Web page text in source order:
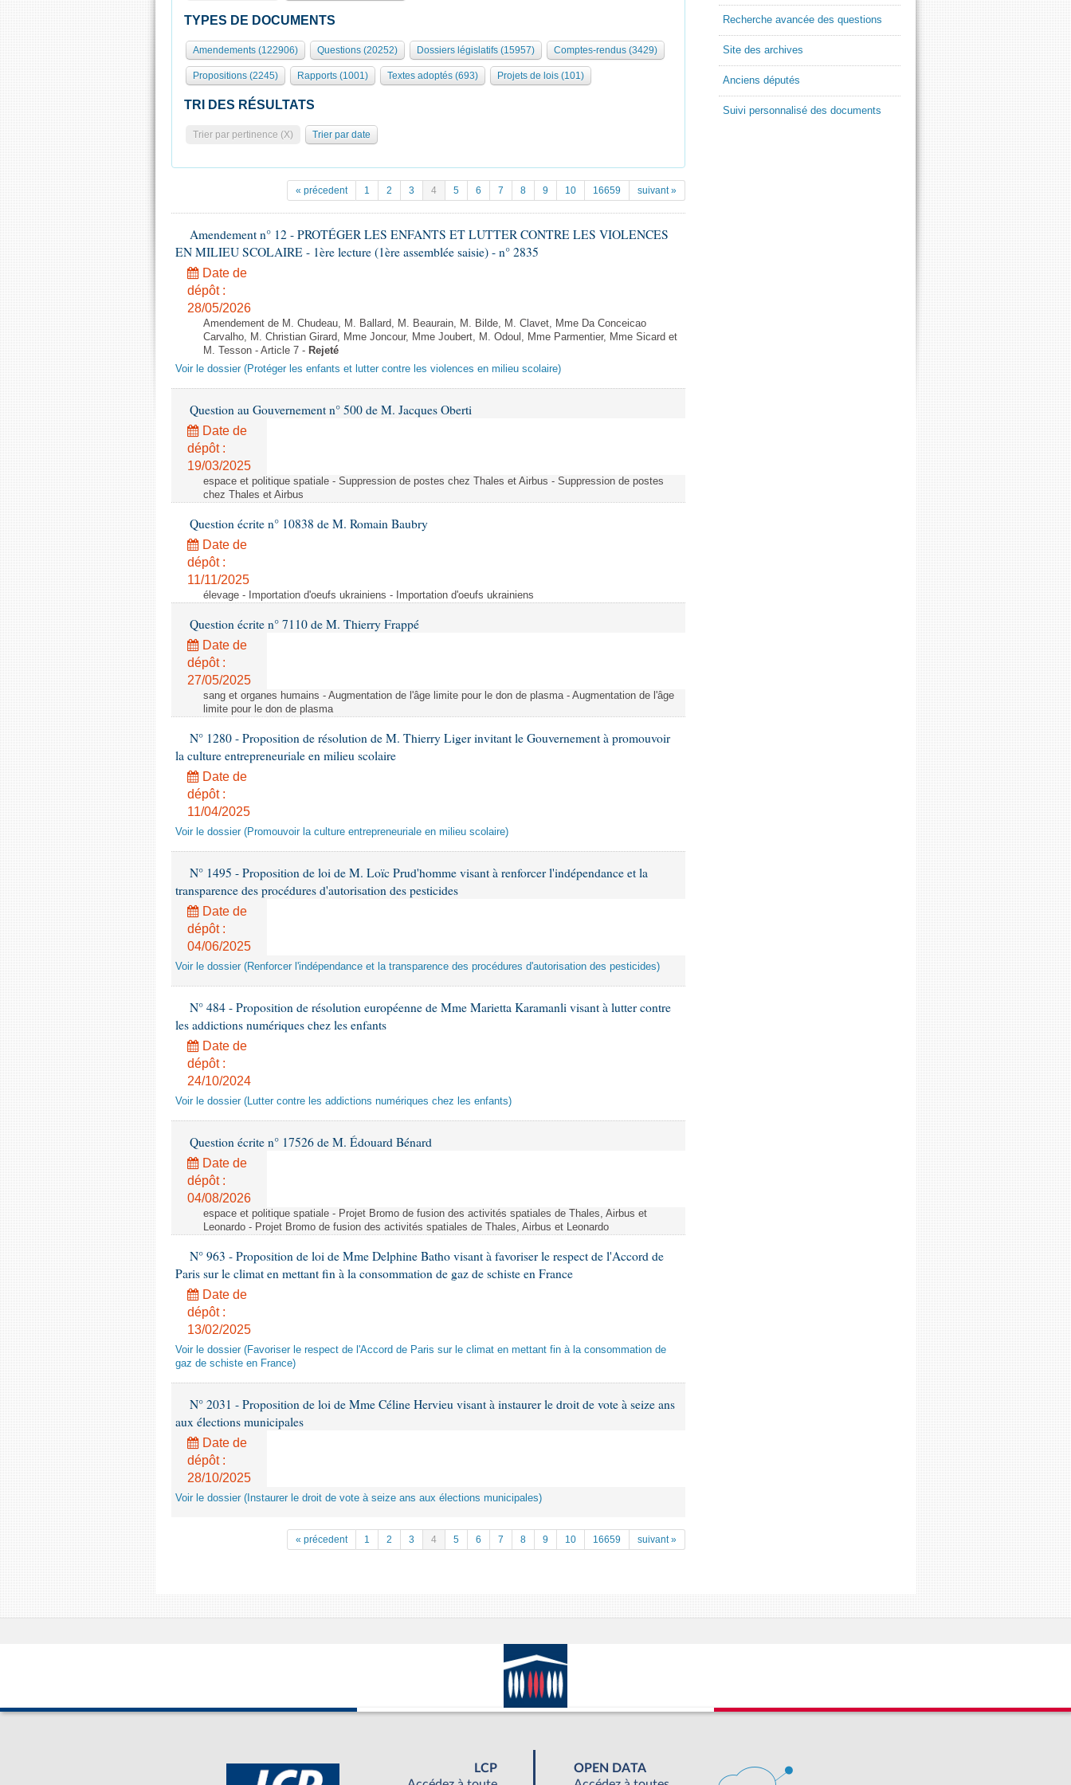
TYPES DE DOCUMENTS
Amendements (122906) Questions (20252) Dossiers législatifs (15957) Comptes-rendus (3429)
Propositions (2245) Rapports (1001) Textes adoptés (693) Projets de lois (101)
TRI DES RÉSULTATS
Trier par pertinence (X) Trier par date
« précedent 1 2 3 4 5 6 7 8 9 10 16659 suivant »
Amendement n° 12 - PROTÉGER LES ENFANTS ET LUTTER CONTRE LES VIOLENCES
EN MILIEU SCOLAIRE - 1ère lecture (1ère assemblée saisie) - n° 2835
Date de
dépôt :
28/05/2026
Amendement de M. Chudeau, M. Ballard, M. Beaurain, M. Bilde, M. Clavet, Mme Da Conceicao
Carvalho, M. Christian Girard, Mme Joncour, Mme Joubert, M. Odoul, Mme Parmentier, Mme Sicard et
M. Tesson - Article 7 - Rejeté
Voir le dossier (Protéger les enfants et lutter contre les violences en milieu scolaire)
Question au Gouvernement n° 500 de M. Jacques Oberti
Date de
dépôt :
19/03/2025
espace et politique spatiale - Suppression de postes chez Thales et Airbus - Suppression de postes
chez Thales et Airbus
Question écrite n° 10838 de M. Romain Baubry
Date de
dépôt :
11/11/2025
élevage - Importation d'oeufs ukrainiens - Importation d'oeufs ukrainiens
Question écrite n° 7110 de M. Thierry Frappé
Date de
dépôt :
27/05/2025
sang et organes humains - Augmentation de l'âge limite pour le don de plasma - Augmentation de l'âge
limite pour le don de plasma
N° 1280 - Proposition de résolution de M. Thierry Liger invitant le Gouvernement à promouvoir
la culture entrepreneuriale en milieu scolaire
Date de
dépôt :
11/04/2025
Voir le dossier (Promouvoir la culture entrepreneuriale en milieu scolaire)
N° 1495 - Proposition de loi de M. Loïc Prud'homme visant à renforcer l'indépendance et la
transparence des procédures d'autorisation des pesticides
Date de
dépôt :
04/06/2025
Voir le dossier (Renforcer l'indépendance et la transparence des procédures d'autorisation des pesticides)
N° 484 - Proposition de résolution européenne de Mme Marietta Karamanli visant à lutter contre
les addictions numériques chez les enfants
Date de
dépôt :
24/10/2024
Voir le dossier (Lutter contre les addictions numériques chez les enfants)
Question écrite n° 17526 de M. Édouard Bénard
Date de
dépôt :
04/08/2026
espace et politique spatiale - Projet Bromo de fusion des activités spatiales de Thales, Airbus et
Leonardo - Projet Bromo de fusion des activités spatiales de Thales, Airbus et Leonardo
N° 963 - Proposition de loi de Mme Delphine Batho visant à favoriser le respect de l'Accord de
Paris sur le climat en mettant fin à la consommation de gaz de schiste en France
Date de
dépôt :
13/02/2025
Voir le dossier (Favoriser le respect de l'Accord de Paris sur le climat en mettant fin à la consommation de
gaz de schiste en France)
N° 2031 - Proposition de loi de Mme Céline Hervieu visant à instaurer le droit de vote à seize ans
aux élections municipales
Date de
dépôt :
28/10/2025
Voir le dossier (Instaurer le droit de vote à seize ans aux élections municipales)
« précedent 1 2 3 4 5 6 7 8 9 10 16659 suivant »
Recherche avancée des questions
Site des archives
Anciens députés
Suivi personnalisé des documents
LCP
OPEN DATA